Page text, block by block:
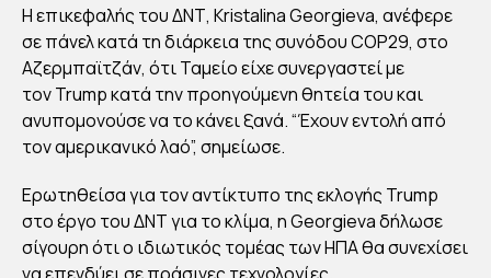
ΕΖΑ
:
ΣΜ
ΤΑΙ
ΝΑ
Η επικεφαλής του ΔΝΤ, Kristalina Georgieva, ανέφερε
σε πάνελ κατά τη διάρκεια της συνόδου COP29, στο
Αζερμπαϊτζάν, ότι Ταμείο είχε συνεργαστεί με
τον Trump κατά την προηγούμενη θητεία του και
ανυπομονούσε να το κάνει ξανά. “Έχουν εντολή από
τον αμερικανικό λαό”, σημείωσε.
Ερωτηθείσα για τον αντίκτυπο της εκλογής Trump
στο έργο του ΔΝΤ για το κλίμα, η Georgieva δήλωσε
σίγουρη ότι ο ιδιωτικός τομέας των ΗΠΑ θα συνεχίσει